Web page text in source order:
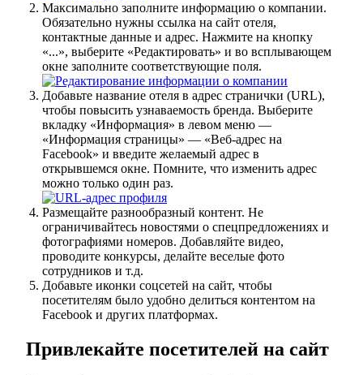
Максимально заполните информацию о компании.
Обязательно нужны ссылка на сайт отеля,
контактные данные и адрес. Нажмите на кнопку
«...», выберите «Редактировать» и во всплывающем
окне заполните соответствующие поля.
Добавьте название отеля в адрес странички (URL),
чтобы повысить узнаваемость бренда. Выберите
вкладку «Информация» в левом меню —
«Информация страницы» — «Веб-адрес на
Facebook» и введите желаемый адрес в
открывшемся окне. Помните, что изменить адрес
можно только один раз.
Размещайте разнообразный контент. Не
ограничивайтесь новостями о спецпредложениях и
фотографиями номеров. Добавляйте видео,
проводите конкурсы, делайте веселые фото
сотрудников и т.д.
Добавьте иконки соцсетей на сайт, чтобы
посетителям было удобно делиться контентом на
Facebook и других платформах.
Привлекайте посетителей на сайт